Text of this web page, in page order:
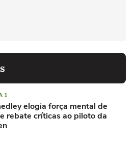
1
elogia força mental de
rebate críticas ao piloto da